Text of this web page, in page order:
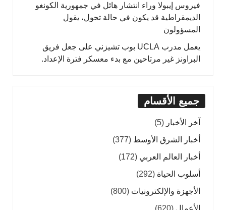
فيروس إيبولا وراء انتشار هائل في جمهورية الكونغو
الديمقراطية قد يكون في حالة تحول، يقول
المسؤولون
يعمل مدرب UCLA بوب تشيزني على جعل فريق
البراونز غير مرتاحين مع بدء معسكر فترة الإعداد.
جميع الأقسام
آخر الأخبار (5)
أخبار الشرق الأوسط (377)
أخبار العالم العربي (172)
أسلوب الحياة (292)
الأجهزة والإلكترونيات (800)
الأعمال (620)